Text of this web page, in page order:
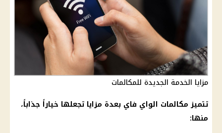
مزايا الخدمة الجديدة للمكالمات
تتميز مكالمات الواي فاي بعدة مزايا تجعلها خياراً جذاباً،
منها: